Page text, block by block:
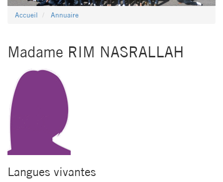
Accueil Annuaire
Madame RIM NASRALLAH
Langues vivantes